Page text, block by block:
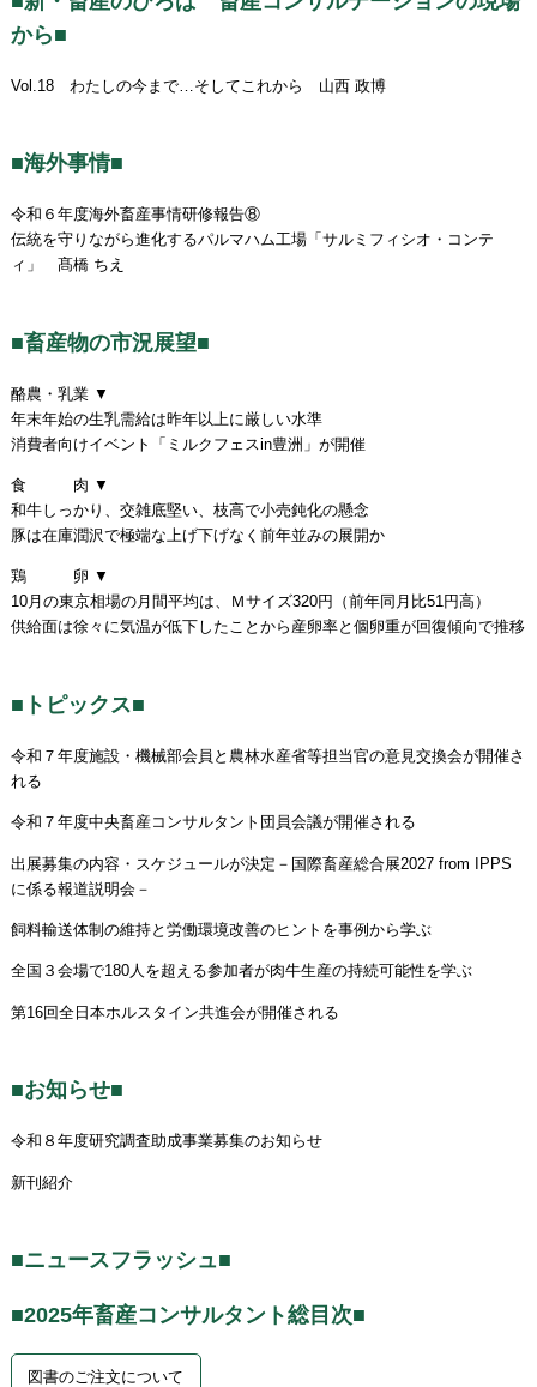
から■
Vol.18 わたしの今まで…そしてこれから 山西 政博
■海外事情■
令和６年度海外畜産事情研修報告⑧
伝統を守りながら進化するパルマハム工場「サルミフィシオ・コンテ
ィ」 髙橋 ちえ
■畜産物の市況展望■
酪農・乳業 ▼
年末年始の生乳需給は昨年以上に厳しい水準
消費者向けイベント「ミルクフェスin豊洲」が開催
食 肉 ▼
和牛しっかり、交雑底堅い、枝高で小売鈍化の懸念
豚は在庫潤沢で極端な上げ下げなく前年並みの展開か
鶏 卵 ▼
10月の東京相場の月間平均は、Ｍサイズ320円（前年同月比51円高）
供給面は徐々に気温が低下したことから産卵率と個卵重が回復傾向で推移
■トピックス■
令和７年度施設・機械部会員と農林水産省等担当官の意見交換会が開催さ
れる
令和７年度中央畜産コンサルタント団員会議が開催される
出展募集の内容・スケジュールが決定－国際畜産総合展2027 from IPPS
に係る報道説明会－
飼料輸送体制の維持と労働環境改善のヒントを事例から学ぶ
全国３会場で180人を超える参加者が肉牛生産の持続可能性を学ぶ
第16回全日本ホルスタイン共進会が開催される
■お知らせ■
令和８年度研究調査助成事業募集のお知らせ
新刊紹介
■ニュースフラッシュ■
■2025年畜産コンサルタント総目次■
図書のご注文について